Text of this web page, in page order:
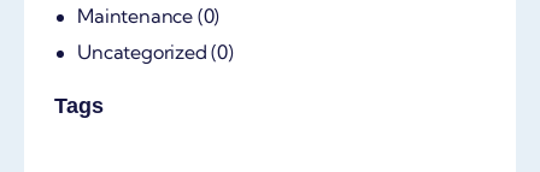
Maintenance (0)
Uncategorized (0)
Tags